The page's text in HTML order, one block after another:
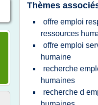
Thèmes
offre emploi
ressources
offre emploi
humaine
recherche
humaines
recherche d